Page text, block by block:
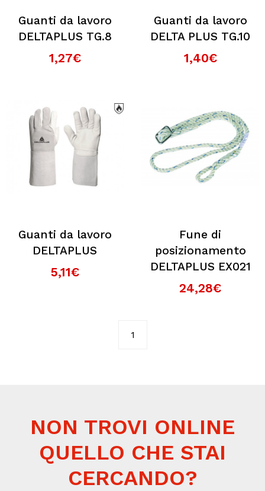
Guanti da lavoro
DELTAPLUS TG.8
1,27€
Guanti da lavoro
DELTA PLUS TG.10
1,40€
Guanti da lavoro
DELTAPLUS
5,11€
Fune di
posizionamento
DELTAPLUS EX021
24,28€
1
NON TROVI ONLINE
QUELLO CHE STAI
CERCANDO?